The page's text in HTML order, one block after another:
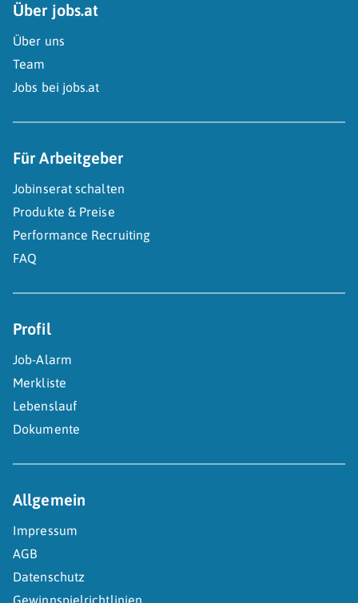
Über jobs.at
Über uns
Team
Jobs bei jobs.at
Für Arbeitgeber
Jobinserat schalten
Produkte & Preise
Performance Recruiting
FAQ
Profil
Job-Alarm
Merkliste
Lebenslauf
Dokumente
Allgemein
Impressum
AGB
Datenschutz
Gewinnspielrichtlinien